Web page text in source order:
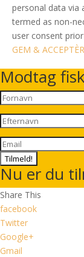
personal data via
termed as non-
user consent
GEM & ACCEPTÈR
Modtag
Tilmeld!
Nu er du
Share This
facebook
Twitter
Google+
Gmail